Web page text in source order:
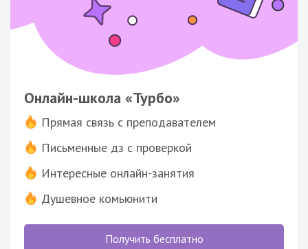
Онлайн-школа «Турбо»
Прямая связь с преподавателем
Письменные дз с проверкой
Интересные онлайн-занятия
Душевное комьюнити
Получить бесплатно